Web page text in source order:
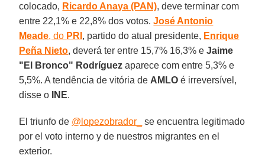
colocado, Ricardo Anaya (PAN), deve terminar com
entre 22,1% e 22,8% dos votos.José Antonio
Meade, do PRI , partido do atual presidente, Enrique
Peña Nieto, deverá ter entre 15,7% 16,3% eJaime
"El Bronco" Rodríguez aparece com entre 5,3% e
5,5%. A tendência de vitória de AMLO é irreversível,
disse o
INE.
El triunfo de @lopezobrador_
se encuentra legitimado
por el voto interno y de nuestros migrantes en el
exterior.